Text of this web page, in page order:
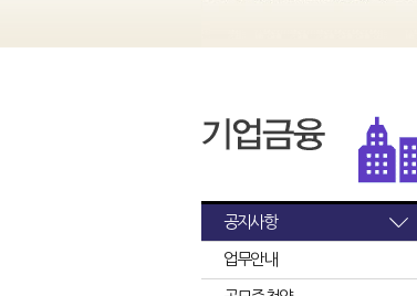
공지사항
업무안내